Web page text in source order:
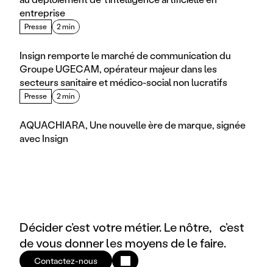
entreprise
Presse 2 min
Insign remporte le marché de communication du
Groupe UGECAM, opérateur majeur dans les
secteurs sanitaire et médico-social non lucratifs
Presse 2 min
AQUACHIARA, Une nouvelle ère de marque, signée
avec Insign
Décider c’est votre métier. Le nôtre, c’est
de vous donner les moyens de le faire.
Contactez-nous